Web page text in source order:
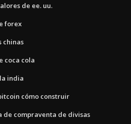
de ee. uu.
forex
chinas
coca cola
india
cómo construir
de compraventa de divisas